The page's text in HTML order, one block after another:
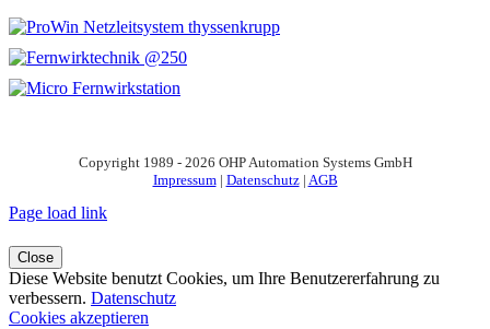
Copyright 1989 - 2026 OHP Automation Systems GmbH
Impressum| Datenschutz| AGB
Page load link
Close
Diese Website benutzt Cookies, um Ihre Benutzererfahrung zu
verbessern. Datenschutz
Cookies akzeptieren